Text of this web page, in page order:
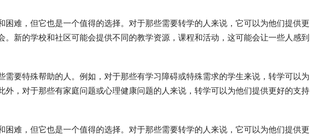
困难，但它也是一个值得的选择。对于那些需要转学的人来说，它可以为他们提供更
。新的学校和社区可能会提供不同的教学资源，课程和活动，这可能会让一些人感到
需要特殊帮助的人。例如，对于那些有学习障碍或特殊需求的学生来说，转学可以为
外，对于那些有家庭问题或心理健康问题的人来说，转学可以为他们提供更好的支持
困难，但它也是一个值得的选择。对于那些需要转学的人来说，它可以为他们提供更